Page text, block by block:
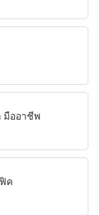
มืออาชีพ
ค